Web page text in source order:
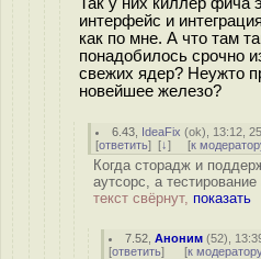
интерфейс и
как по мне. А что там
понадобилось срочно
свежих ядер? Неужто
новейшее железо?
6.43 IdeaFix (ok), 13:12,
[ответить] [↓] [к
Когда сторадж и
аутсорс, а
текст свёрнут, показать
7.52 ,Аноним (52),
[ответить] [к